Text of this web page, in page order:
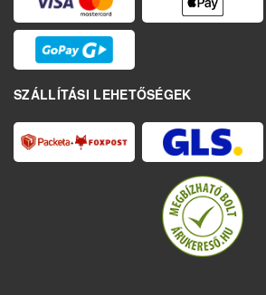
SZÁLLÍTÁSI LEHETŐSÉGEK